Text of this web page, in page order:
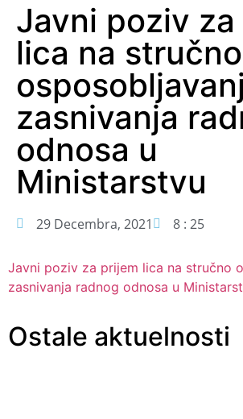
Javni poziv
lica na stručno
zasnivanja
odnosa u
Ministarstvu
29 Decembra, 2021 8 : 25
Javni poziv za prijem lica na stručno
zasnivanja radnog odnosa u
Ostale aktuelnosti